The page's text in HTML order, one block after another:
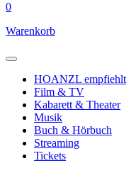
0
Warenkorb
HOANZL empfiehlt
Film & TV
Kabarett & Theater
Musik
Buch & Hörbuch
Streaming
Tickets